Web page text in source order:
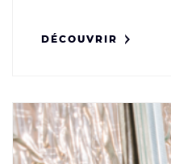
DÉCOUVRIR